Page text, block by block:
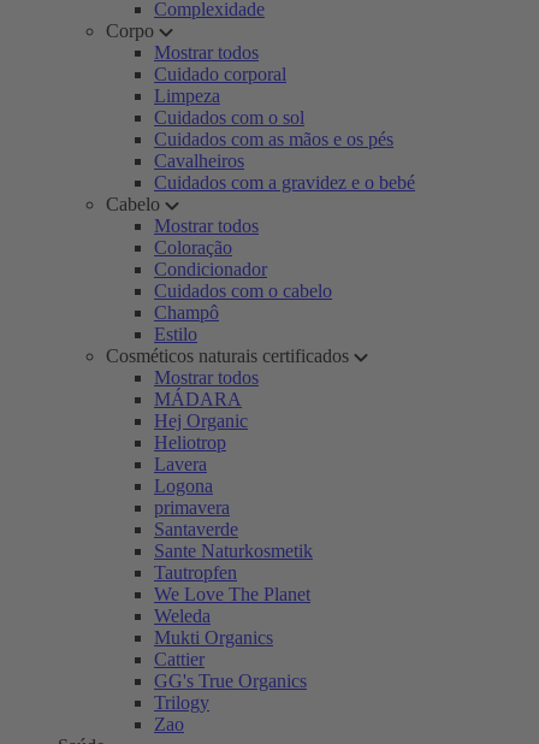
Complexidade
Corpo
Mostrar todos
Cuidado corporal
Limpeza
Cuidados com o sol
Cuidados com as mãos e os pés
Cavalheiros
Cuidados com a gravidez e o bebé
Cabelo
Mostrar todos
Coloração
Condicionador
Cuidados com o cabelo
Champô
Estilo
Cosméticos naturais certificados
Mostrar todos
MÁDARA
Hej Organic
Heliotrop
Lavera
Logona
primavera
Santaverde
Sante Naturkosmetik
Tautropfen
We Love The Planet
Weleda
Mukti Organics
Cattier
GG's True Organics
Trilogy
Zao